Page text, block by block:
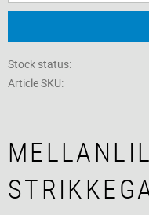
Stock status
Article SKU